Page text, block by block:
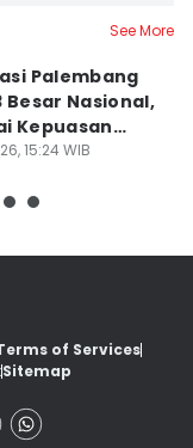
See More
Palembang
Besar Nasional,
Kepuasan
15:24 WIB
of Services
Sitemap